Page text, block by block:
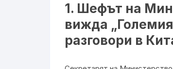
1. Шефът на
вижда
разговори в